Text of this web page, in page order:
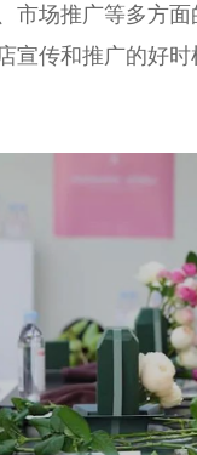
市场推广等多方
宣传和推广的好